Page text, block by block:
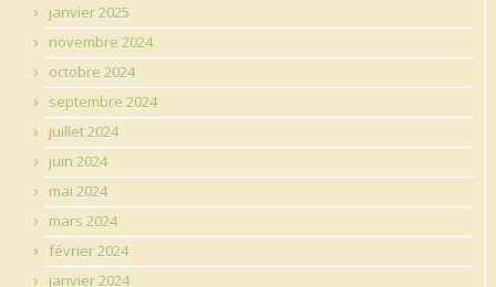
janvier 2025
novembre 2024
octobre 2024
septembre 2024
juillet 2024
juin 2024
mai 2024
mars 2024
février 2024
janvier 2024